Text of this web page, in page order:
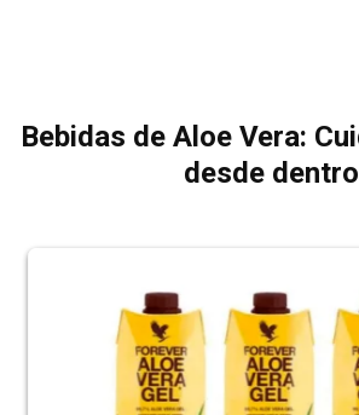
Bebidas de Aloe Vera:
desde dentro